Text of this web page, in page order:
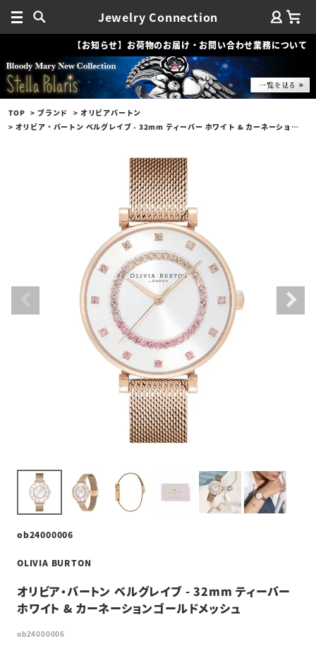
Jewelry Connection
【お知らせ】お荷物のお届け・お問い合わせ業務について
TOP ブランド
オリビアバートン
オリビア・バートン ベルグレイブ - 32mm ティーバー ホワイト & カーネーションゴールドメッシュ
ob24000006
OLIVIA BURTON
オリビア・バートン ベルグレイブ - 32mm ティーバー
ホワイト & カーネーションゴールドメッシュ
ob24000006